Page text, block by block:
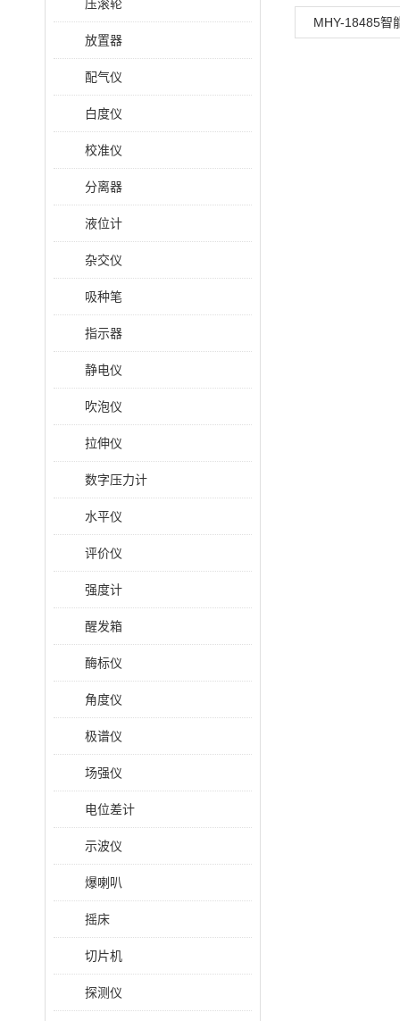
压滚轮
放置器
配气仪
白度仪
校准仪
分离器
液位计
杂交仪
吸种笔
指示器
静电仪
吹泡仪
拉伸仪
数字压力计
水平仪
评价仪
强度计
醒发箱
酶标仪
角度仪
极谱仪
场强仪
电位差计
示波仪
爆喇叭
摇床
切片机
探测仪
MHY-18485智